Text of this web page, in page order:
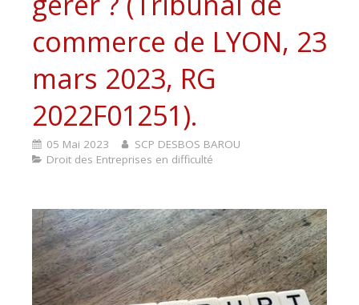
commerce de LYON, 23
mars 2023, RG
2022F01251).
05 Mai 2023
SCP DESBOS BAROU
Droit des Entreprises en difficulté